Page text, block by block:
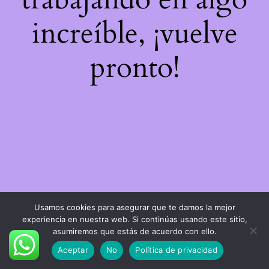
increíble, ¡vuelve
pronto!
Usamos cookies para asegurar que te damos la mejor
experiencia en nuestra web. Si continúas usando este sitio,
asumiremos que estás de acuerdo con ello.
Aceptar
No Política de privacidad